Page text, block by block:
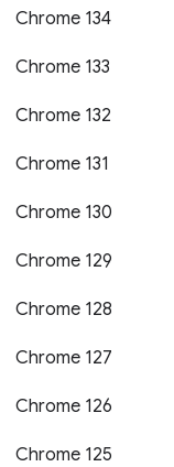
Chrome 134
Chrome 133
Chrome 132
Chrome 131
Chrome 130
Chrome 129
Chrome 128
Chrome 127
Chrome 126
Chrome 125